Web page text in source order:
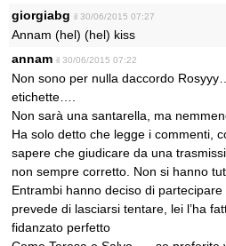
giorgiabg il 30/06/2015 07:27
Annam (hel) (hel) kiss
annam il 30/06/2015 07:22
Non sono per nulla daccordo
etichette….
Non sarà una santarella, ma
Ha solo detto che legge i commenti,
sapere che giudicare da una
non sempre corretto. Non si hanno
Entrambi hanno deciso di
prevede di lasciarsi tentare, lei l’ha
fidanzato perfetto